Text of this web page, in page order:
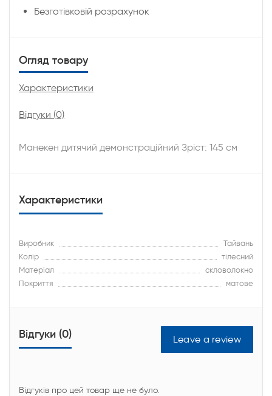
Безготівковій розрахунок
Огляд товару
Характеристики
Відгуки (0)
Манекен дитячий демонстраційний Зріст: 145 см
Характеристики
Виробник
Тайвань
Колір
тілесний
Матеріал
скловолокно
Покриття
матове
Відгуки (0) Leave a review
Відгуків про цей товар ще не було.